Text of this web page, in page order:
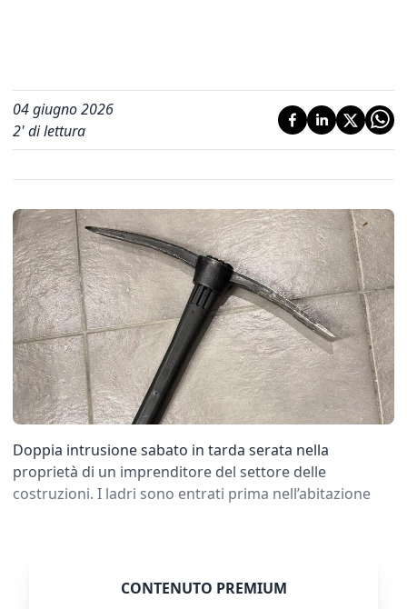
04 giugno 2026
2' di lettura
Doppia intrusione sabato in tarda serata nella
proprietà di un imprenditore del settore delle
costruzioni. I ladri sono entrati prima nell’abitazione
CONTENUTO PREMIUM